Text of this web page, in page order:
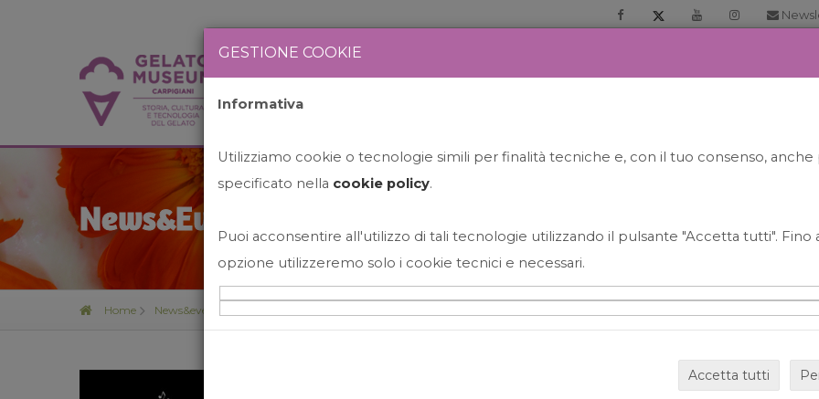
News&Events
Home News&events
HAPPY HOUR GRECO CON
GESTIONE COOKIE
Informativa
Utilizziamo cookie o tecnologie simili per finalità tecniche e, con il tuo consenso,
specificato nella cookie policy.
Puoi acconsentire all'utilizzo di tali tecnologie utilizzando il pulsante "Accetta tutti". Fino
opzione utilizzeremo solo i cookie tecnici e necessari.
Accetta tutti